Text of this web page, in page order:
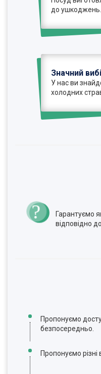
до ушкоджень.
Значний
У нас ви
холодних
Гарантуємо
відповідно
Пропонуємо
безпосередньо.
Пропонуємо